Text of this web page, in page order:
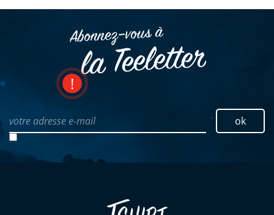
Abonnez–vous à
la Teeletter
votre adresse e-mail ok